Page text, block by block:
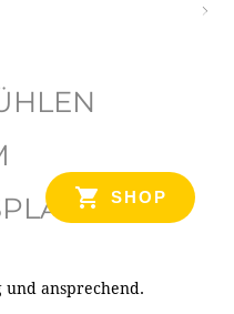
SHOP
und ansprechend.